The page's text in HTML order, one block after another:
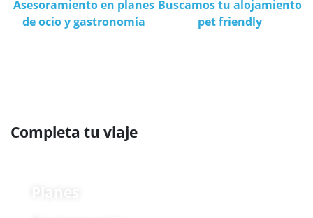
Asesoramiento en planes
de ocio y gastronomía
Buscamos tu alojamiento
pet friendly
Completa tu viaje